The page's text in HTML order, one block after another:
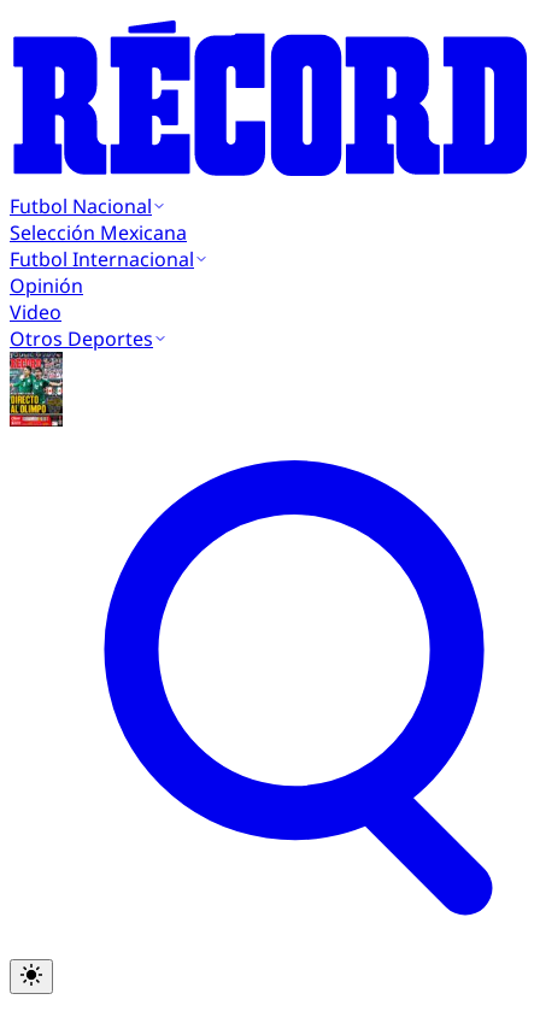
Futbol Nacional
Selección Mexicana
Futbol Internacional
Opinión
Video
Otros Deportes